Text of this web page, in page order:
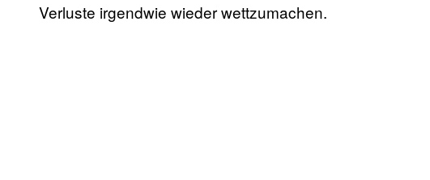
Verluste irgendwie wieder wettzumachen.